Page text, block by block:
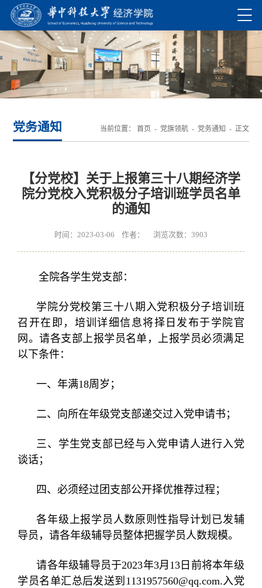
党务通知 当前位置： 首页 - 党旗领航- 党务通知 - 正文
【分党校】关于上报第三十八期经济学
院分党校入党积极分子培训班学员名单
的通知
时间：2023-03-06 作者： 浏览次数： 3903
全院各学生党支部：
学院分党校第三十八期入党积极分子培训班
召开在即，培训详细信息将择日发布于学院官
网。请各支部上报学员名单，上报学员必须满足
以下条件：
一、年满18周岁；
二、向所在年级党支部递交过入党申请书；
三、学生党支部已经与入党申请人进行入党
谈话；
四、必须经过团支部公开择优推荐过程；
各年级上报学员人数原则性指导计划已发辅
导员，请各年级辅导员整体把握学员人数规模。
请各年级辅导员于2023年3月 13 日前将本年级
学员名单汇总后发送到1131957560@qq.com.入党